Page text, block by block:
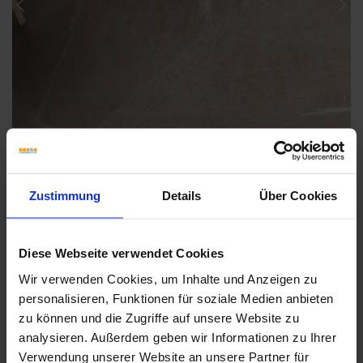
Zustimmung Details Über Cookies
Diese Webseite verwendet Cookies
Wir verwenden Cookies, um Inhalte und Anzeigen zu
personalisieren, Funktionen für soziale Medien anbieten
zu können und die Zugriffe auf unsere Website zu
analysieren. Außerdem geben wir Informationen zu Ihrer
Verwendung unserer Website an unsere Partner für
Previous
Fliesenkleber